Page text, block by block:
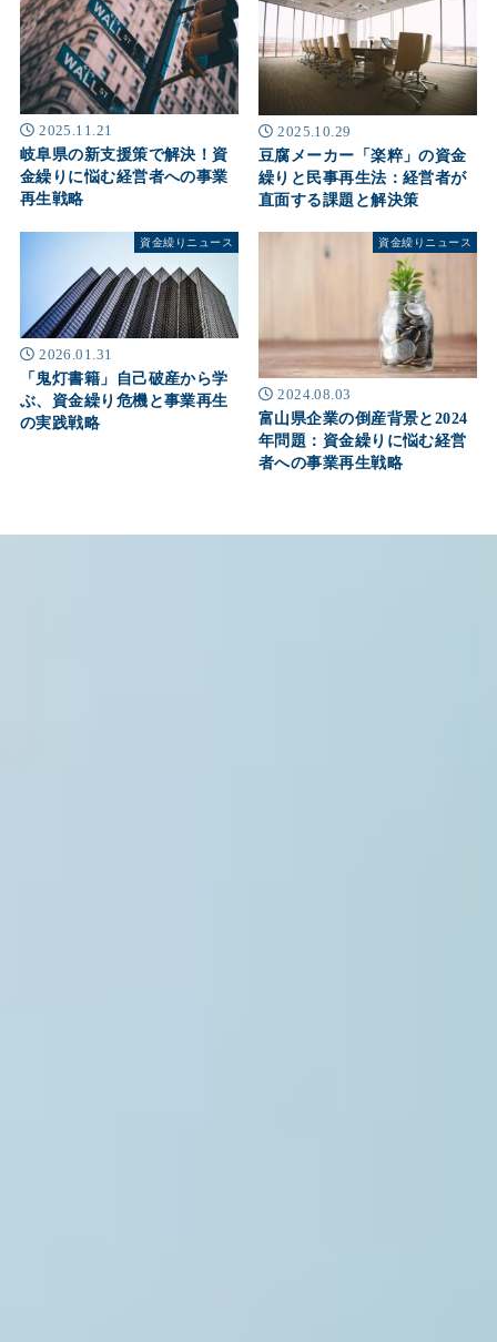
2025.11.21
岐阜県の新支援策で解決！資
金繰りに悩む経営者への事業
再生戦略
2025.10.29
豆腐メーカー「楽粹」の資金
繰りと民事再生法：経営者が
直面する課題と解決策
資金繰りニュース
2026.01.31
「鬼灯書籍」自己破産から学
ぶ、資金繰り危機と事業再生
の実践戦略
資金繰りニュース
2024.08.03
富山県企業の倒産背景と2024
年問題：資金繰りに悩む経営
者への事業再生戦略